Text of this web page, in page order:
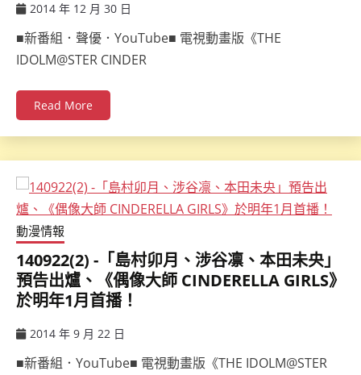
2014 年 12 月 30 日
■新番組．聲優．YouTube■ 電視動畫版《THE
IDOLM@STER CINDER
Read More
動漫情報
140922(2) -「島村卯月、涉谷凛、本田未央」
預告出爐、《偶像大師 CINDERELLA GIRLS》
於明年1月首播！
2014 年 9 月 22 日
■新番組．YouTube■ 電視動畫版《THE IDOLM@STER